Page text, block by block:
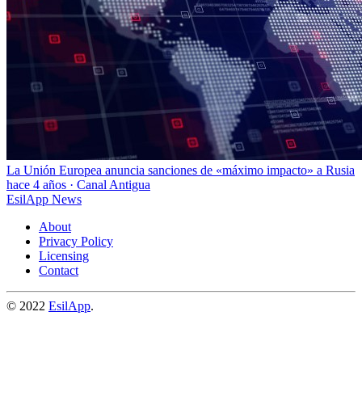
La Unión Europea anuncia sanciones de «máximo impacto» a Rusia
hace 4 años · Canal Antigua
EsilApp News
About
Privacy Policy
Licensing
Contact
© 2022 EsilApp.